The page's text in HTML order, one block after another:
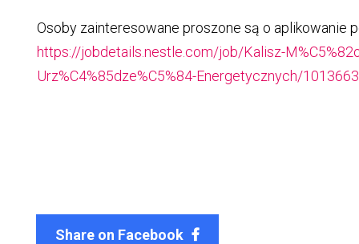
Osoby zainteresowane proszone są o aplikowanie
https://jobdetails.nestle.com/job/Kalisz-
Urz%C4%85dze%C5%84-Energetycznych/
Share on Facebook